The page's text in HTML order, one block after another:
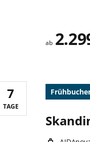
ab
Reisedauer:
7
TAGE